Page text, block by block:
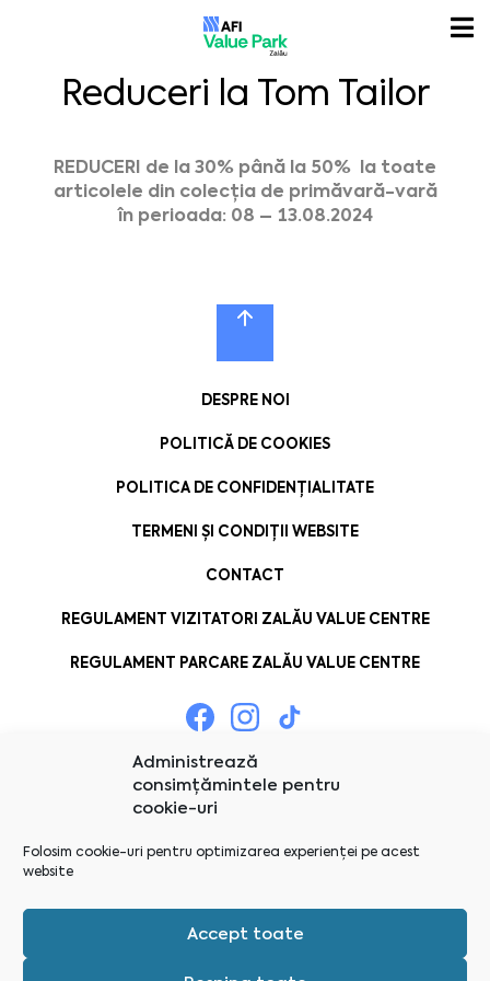
Administrează
consimțămintele pentru
cookie-uri
Folosim cookie-uri pentru optimizarea experienței pe acest
website
Accept toate
Reduceri la Tom Tailor
REDUCERI de la 30% până la 50% la toate
articolele din colecția de primăvară-vară
în perioada: 08 – 13.08.2024
DESPRE NOI
POLITICĂ DE COOKIES
POLITICA DE CONFIDENȚIALITATE
TERMENI ȘI CONDIȚII WEBSITE
CONTACT
REGULAMENT VIZITATORI ZALĂU VALUE CENTRE
REGULAMENT PARCARE ZALĂU VALUE CENTRE